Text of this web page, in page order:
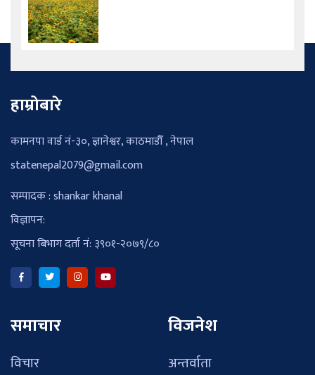
हाम्रोबारे
कामनपा वार्ड नं-३०, ज्ञानेश्वर, काठमाडौँ , नेपाल
statenepal2079@gmail.com
सम्पादक : shankar khanal
विज्ञापन:
सूचना बिभाग दर्ता नं: ३९०१-२०७९/८०
समाचार
विचार
विजनेश
अन्तर्वाता